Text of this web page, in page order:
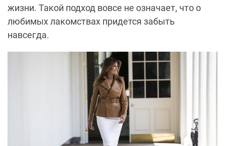
жизни. Такой подход вовсе не означает, что о
любимых лакомствах придется забыть
навсегда.